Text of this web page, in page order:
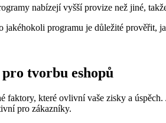
nabízejí vyšší provize než jiné,
programu je důležité prověřit,
tvorbu eshopů
které ovlivní vaše zisky a
pro zákazníky.